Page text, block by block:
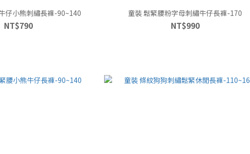
仔小熊刺繡長褲-90~140
NT$790
童裝 鬆緊腰粉字母刺繡牛仔長褲-170
NT$990